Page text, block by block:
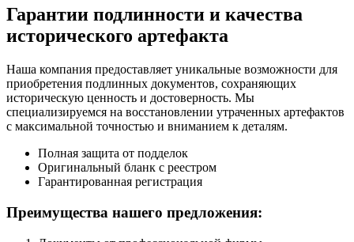
Гарантии подлинности и качества
исторического артефакта
Наша компания предоставляет уникальные возможности для
приобретения подлинных документов, сохраняющих
историческую ценность и достоверность. Мы
специализируемся на восстановлении утраченных артефактов
с максимальной точностью и вниманием к деталям.
Полная защита от подделок
Оригинальный бланк с реестром
Гарантированная регистрация
Преимущества нашего предложения: